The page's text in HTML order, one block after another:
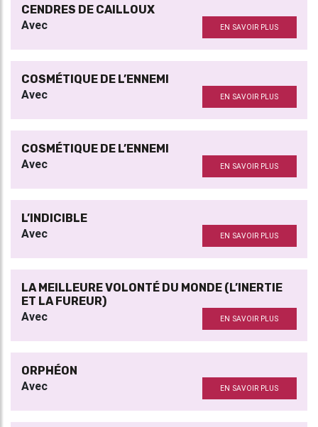
CENDRES DE CAILLOUX
Avec EN SAVOIR PLUS
COSMÉTIQUE DE L’ENNEMI
Avec EN SAVOIR PLUS
COSMÉTIQUE DE L’ENNEMI
Avec EN SAVOIR PLUS
L’INDICIBLE
Avec EN SAVOIR PLUS
LA MEILLEURE VOLONTÉ DU MONDE (L’INERTIE
ET LA FUREUR)
Avec EN SAVOIR PLUS
ORPHÉON
Avec EN SAVOIR PLUS